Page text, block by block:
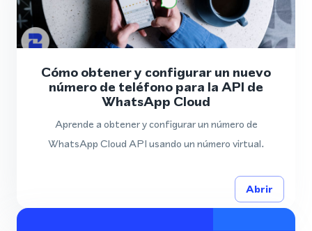
Cómo obtener y configurar un nuevo
número de teléfono para la API de
WhatsApp Cloud
Aprende a obtener y configurar un número de
WhatsApp Cloud API usando un número virtual.
Abrir